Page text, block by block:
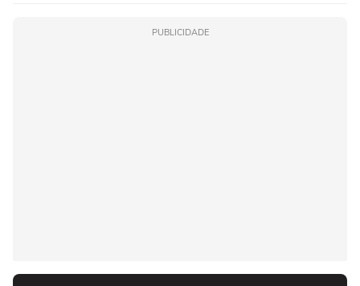
PUBLICIDADE